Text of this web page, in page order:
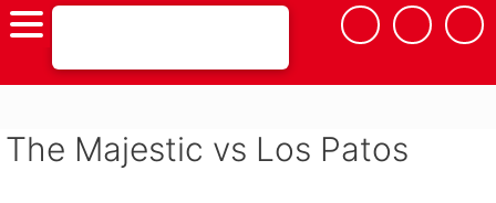
Saltar
al
contenido
The Majestic vs Los Patos